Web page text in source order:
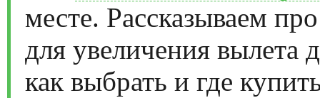
месте. Рассказываем
для увеличения вылета
как выбрать и где